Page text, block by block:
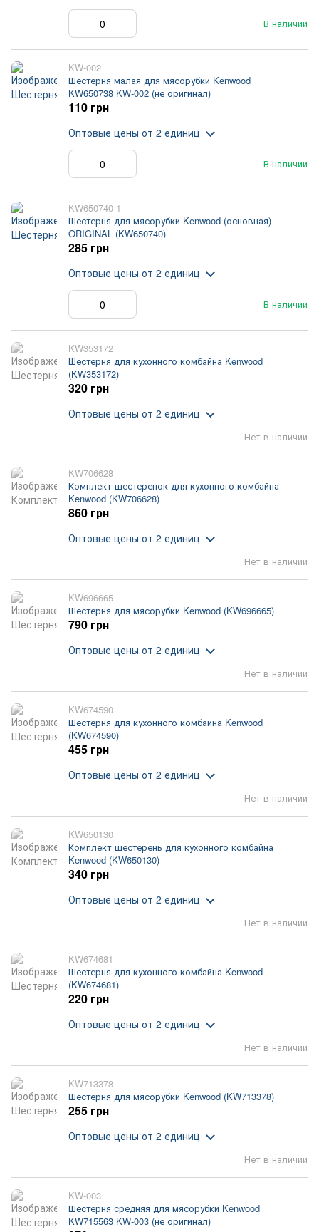
В наличии
KW-002
Шестерня малая для мясорубки Kenwood
KW650738 KW-002 (не оригинал)
В наличии
110 грн
Оптовые цены от 2 единиц
KW650740-1
Шестерня для мясорубки Kenwood (основная)
ORIGINAL (KW650740)
В наличии
285 грн
Оптовые цены от 2 единиц
KW353172
Шестерня для кухонного комбайна Kenwood
(KW353172)
Нет в наличии
320 грн
Оптовые цены от 2 единиц
KW706628
Комплект шестеренок для кухонного комбайна
Kenwood (KW706628)
Нет в наличии
860 грн
Оптовые цены от 2 единиц
KW696665
Шестерня для мясорубки Kenwood (KW696665)
Нет в наличии
790 грн
Оптовые цены от 2 единиц
KW674590
Шестерня для кухонного комбайна Kenwood
(KW674590)
Нет в наличии
455 грн
Оптовые цены от 2 единиц
KW650130
Комплект шестерень для кухонного комбайна
Kenwood (KW650130)
Нет в наличии
340 грн
Оптовые цены от 2 единиц
KW674681
Шестерня для кухонного комбайна Kenwood
(KW674681)
Нет в наличии
220 грн
Оптовые цены от 2 единиц
KW713378
Шестерня для мясорубки Kenwood (KW713378)
Нет в наличии
255 грн
Оптовые цены от 2 единиц
KW-003
Шестерня средняя для мясорубки Kenwood
KW715563 KW-003 (не оригинал)